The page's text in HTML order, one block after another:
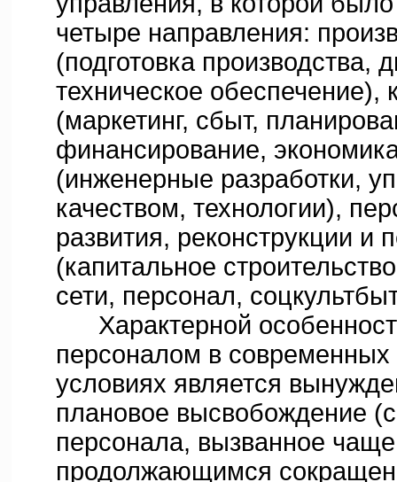
четыре направления:
(подготовка производства,
техническое обеспечение),
(маркетинг, сбыт,
финансирование,
(инженерные разработки,
качеством, технологии),
развития, реконструкции и
(капитальное
сети, персонал,
Характерной
персоналом в
условиях является
плановое высвобождение
персонала, вызванное чаще
продолжающимся